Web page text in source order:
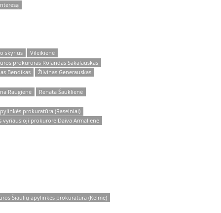
skyrius
Vileikienė
prokuroras Rolandas Sakalauskas
Bendikas
Žilvinas Generauskas
Raugienė
Renata Šauklienė
prokuratūra (Raseiniai)
vyriausioji prokurorė Daiva Armalienė
Šiaulių apylinkės prokuratūra (Kelmė)